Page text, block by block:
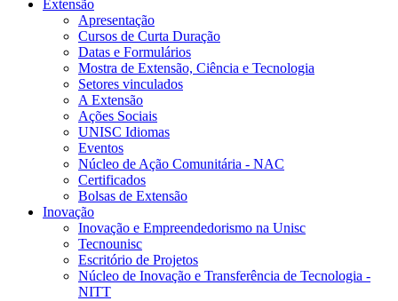
Extensão
Apresentação
Cursos de Curta Duração
Datas e Formulários
Mostra de Extensão, Ciência e Tecnologia
Setores vinculados
A Extensão
Ações Sociais
UNISC Idiomas
Eventos
Núcleo de Ação Comunitária - NAC
Certificados
Bolsas de Extensão
Inovação
Inovação e Empreendedorismo na Unisc
Tecnounisc
Escritório de Projetos
Núcleo de Inovação e Transferência de Tecnologia -
NITT